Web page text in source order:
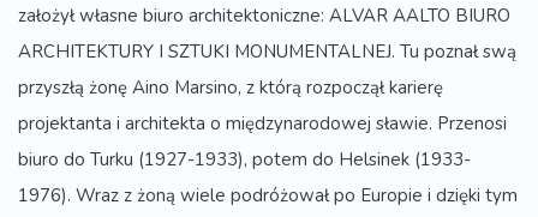
założył własne biuro architektoniczne: ALVAR AALTO BIURO
ARCHITEKTURY I SZTUKI MONUMENTALNEJ. Tu poznał swą
przyszłą żonę Aino Marsino, z którą rozpoczął karierę
projektanta i architekta o międzynarodowej sławie. Przenosi
biuro do Turku (1927-1933), potem do Helsinek (1933-
1976). Wraz z żoną wiele podróżował po Europie i dzięki tym